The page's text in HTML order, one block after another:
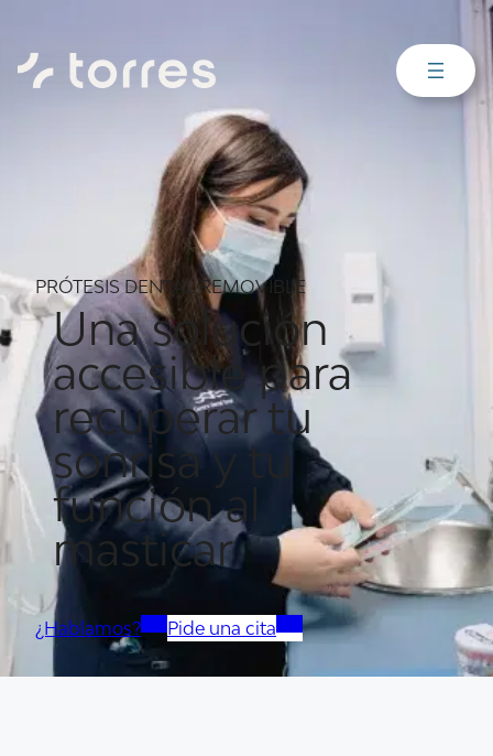
PRÓTESIS DENTAL REMOVIBLE
Una solución
accesible para
recuperar tu
sonrisa y tu
función al
masticar
¿Hablamos? Pide una cita